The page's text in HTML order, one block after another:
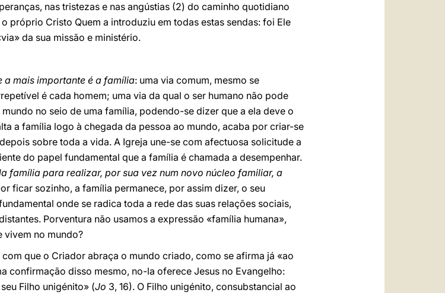
nas tristezas e nas angústias (2) do caminho quotidiano
próprio Cristo Quem a introduziu em todas estas sendas: foi Ele
da sua missão e ministério.
a mais importante é a família: uma via comum, mesmo se
é cada homem; uma via da qual o ser humano não pode
no seio de uma família, podendo-se dizer que a ela deve o
a família logo à chegada da pessoa ao mundo, acaba por criar-se
sobre toda a vida. A Igreja une-se com afectuosa solicitude a
do papel fundamental que a família é chamada a desempenhar.
família para realizar, por sua vez num novo núcleo familiar, a
ficar sozinho, a família permanece, por assim dizer, o seu
onde se radica toda a rede das suas relações sociais,
Porventura não usamos a expressão «família humana»,
vivem no mundo?
que o Criador abraça o mundo criado, como se afirma já «ao
confirmação disso mesmo, no-la oferece Jesus no Evangelho:
Filho unigénito» (Jo 3, 16). O Filho unigénito, consubstancial ao